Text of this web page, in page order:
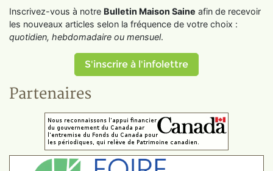
Inscrivez-vous à notre Bulletin Maison Saine afin de recevoir
les nouveaux articles selon la fréquence de votre choix :
quotidien, hebdomadaire ou mensuel.
S'inscrire à l'infolettre
Partenaires